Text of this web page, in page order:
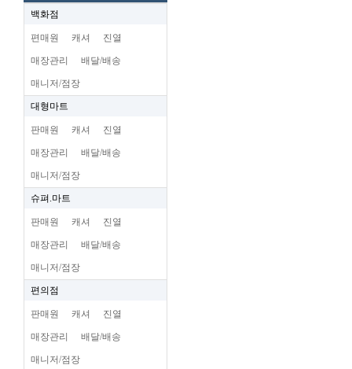
백화점
편매원 캐셔 진열
매장관리 배달/배송
매니저/점장
대형마트
판매원 캐셔 진열
매장관리 배달/배송
매니저/점장
슈펴.마트
판매원 캐셔 진열
매장관리 배달/배송
매니저/점장
편의점
판매원 캐셔 진열
매장관리 배달/배송
매니저/점장